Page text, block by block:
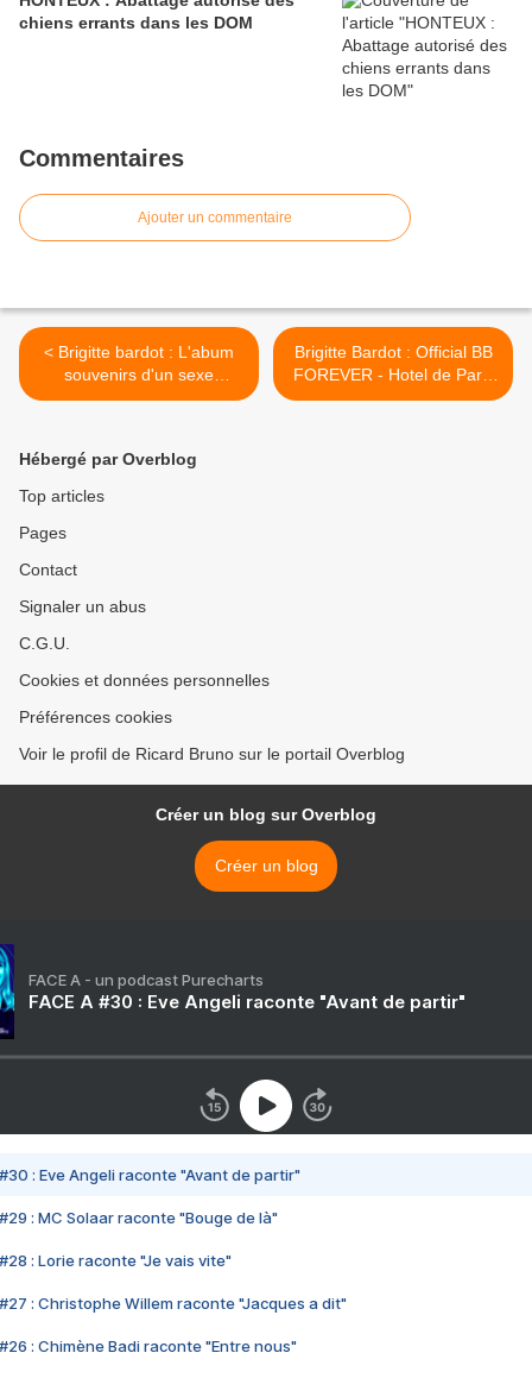
chiens errants dans les DOM
Commentaires
Ajouter un commentaire
< Brigitte bardot : L'abum
souvenirs d'un sexe
symbole
Brigitte Bardot : Official BB
FOREVER - Hotel de Paris
St Tropez >
Hébergé par Overblog
Top articles
Pages
Contact
Signaler un abus
C.G.U.
Cookies et données personnelles
Préférences cookies
Voir le profil de Ricard Bruno sur le portail Overblog
Créer un blog sur Overblog
Créer un blog
FACE A - un podcast Purecharts
FACE A #30 : Eve Angeli raconte "Avant de partir"
#30 : Eve Angeli raconte "Avant de partir"
#29 : MC Solaar raconte "Bouge de là"
#28 : Lorie raconte "Je vais vite"
#27 : Christophe Willem raconte "Jacques a dit"
#26 : Chimène Badi raconte "Entre nous"